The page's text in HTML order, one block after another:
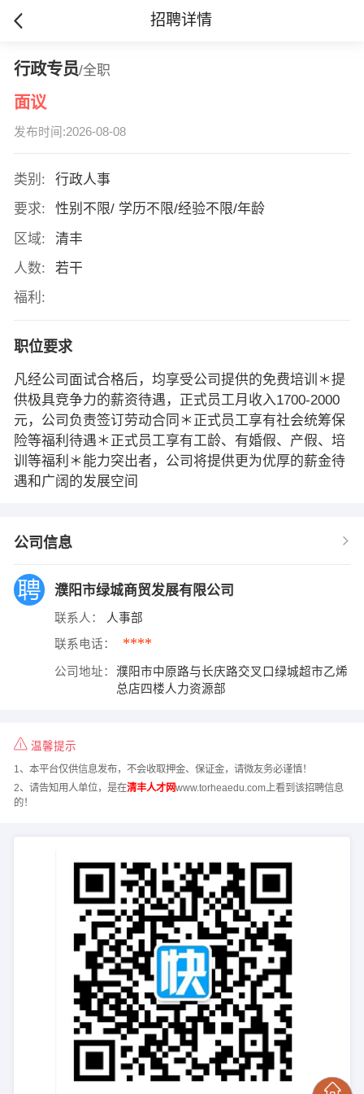
招聘详情
行政专员/全职
面议
发布时间:2026-08-08
类别:
行政人事
要求:
性别不限/ 学历不限/经验不限/年龄
区域:
清丰
人数:
若干
福利:
职位要求
凡经公司面试合格后，均享受公司提供的免费培训＊提
供极具竞争力的薪资待遇，正式员工月收入1700-2000
元，公司负责签订劳动合同＊正式员工享有社会统筹保
险等福利待遇＊正式员工享有工龄、有婚假、产假、培
训等福利＊能力突出者，公司将提供更为优厚的薪金待
遇和广阔的发展空间
公司信息
濮阳市绿城商贸发展有限公司
联系人： 人事部
联系电话： ****
公司地址：
濮阳市中原路与长庆路交叉口绿城超市乙烯
总店四楼人力资源部
温馨提示
1、本平台仅供信息发布，不会收取押金、保证金，请微友务必谨慎！
2、请告知用人单位，是在清丰人才网www.torheaedu.com上看到该招聘信息
的！